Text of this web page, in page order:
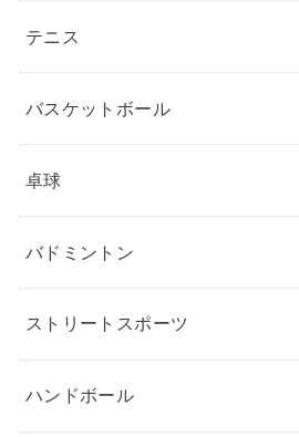
テニス
バスケットボール
卓球
バドミントン
ストリートスポーツ
ハンドボール